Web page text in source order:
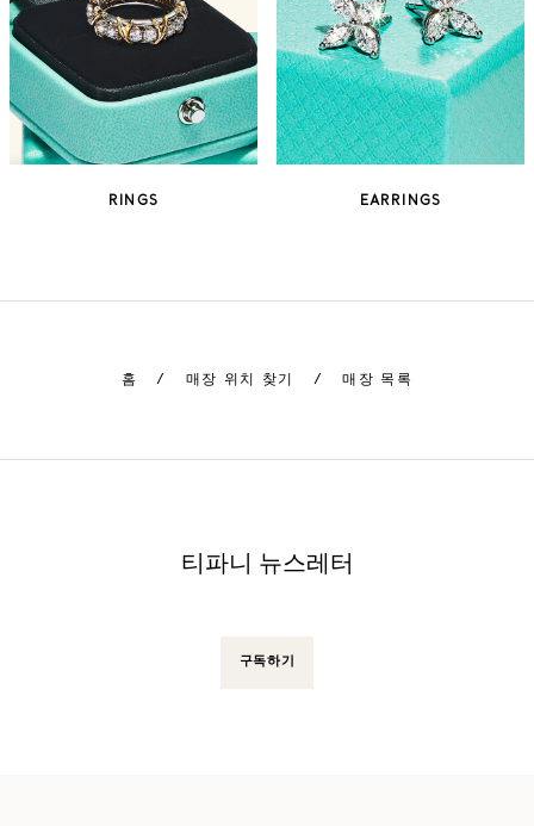
RINGS EARRINGS
홈 / 매장 위치 찾기 / 매장 목록
티파니 뉴스레터
구독하기